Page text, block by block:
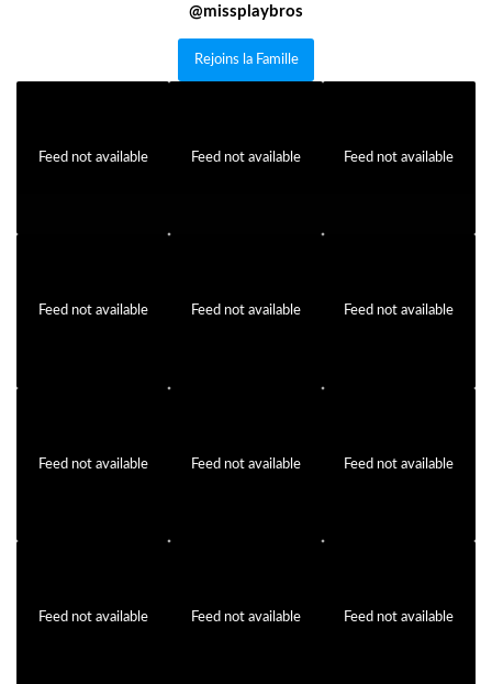
@missplaybros
Rejoins la Famille
Feed not available Feed not available Feed not available
Feed not available Feed not available Feed not available
Feed not available Feed not available Feed not available
Feed not available Feed not available Feed not available